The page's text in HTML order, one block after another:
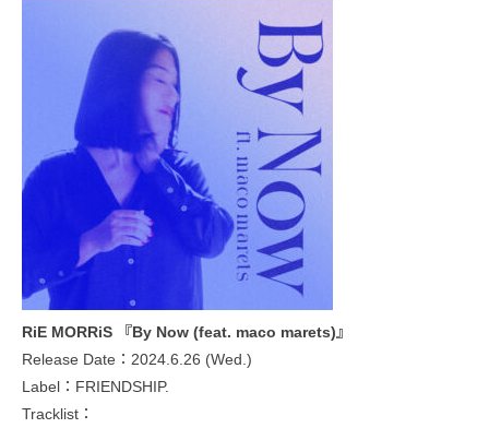
RiE MORRiS 『By Now (feat. maco marets)』
Release Date：2024.6.26 (Wed.)
Label：FRIENDSHIP.
Tracklist：